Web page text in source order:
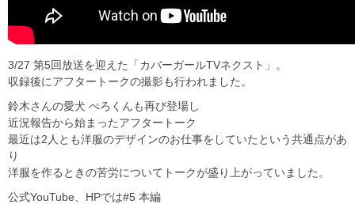
3/27 第5回放送を迎えた「カバーガールTVネクスト」。
収録後にアフタートークの撮影も行われました。
鈴木さんの愛犬 ぺろくんも再び登場し
近況報告から始まったアフタートーク
最近は2人とも洋服のデザインのお仕事をしていたという共通点があ
り
洋服を作るときの苦労についてトークが盛り上がっていました。
公式YouTube、HPでは#5 本編